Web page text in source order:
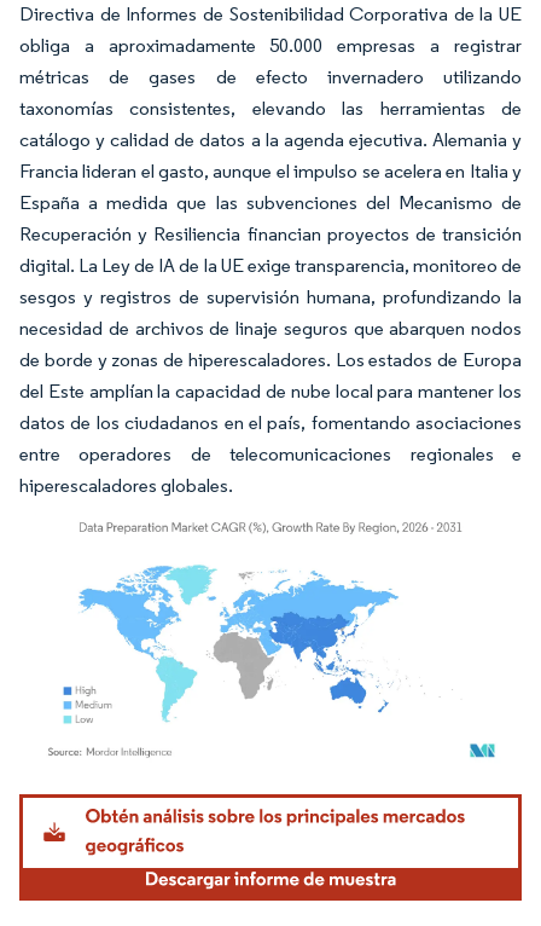
Directiva de Informes de Sostenibilidad Corporativa de la UE
obliga a aproximadamente 50.000 empresas a registrar
métricas de gases de efecto invernadero utilizando
taxonomías consistentes, elevando las herramientas de
catálogo y calidad de datos a la agenda ejecutiva. Alemania y
Francia lideran el gasto, aunque el impulso se acelera en Italia y
España a medida que las subvenciones del Mecanismo de
Recuperación y Resiliencia financian proyectos de transición
digital. La Ley de IA de la UE exige transparencia, monitoreo de
sesgos y registros de supervisión humana, profundizando la
necesidad de archivos de linaje seguros que abarquen nodos
de borde y zonas de hiperescaladores. Los estados de Europa
del Este amplían la capacidad de nube local para mantener los
datos de los ciudadanos en el país, fomentando asociaciones
entre operadores de telecomunicaciones regionales e
hiperescaladores globales.
Imagen © Mordor Intelligence. El uso requiere atribución según CC BY 4.0.